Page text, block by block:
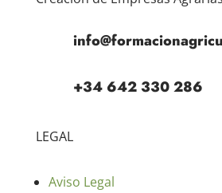
+34 642 330 286
LEGAL
Aviso Legal